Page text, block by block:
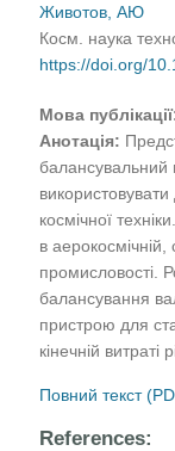
Животов, АЮ
Косм. наука
https://doi.org/
Мова
Анотація:
балансувальний
космічної
в аерокосмічній,
промисловості.
балансування
пристрою для
кінечній витраті
Повний текст
References: